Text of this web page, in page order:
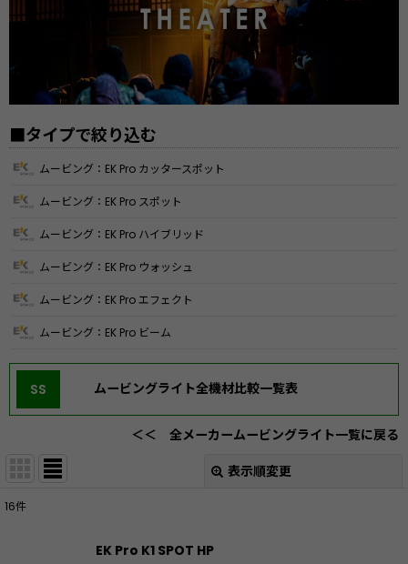
■タイプで絞り込む
ムービング：EK Pro カッタースポット
ムービング：EK Pro スポット
ムービング：EK Pro ハイブリッド
ムービング：EK Pro ウォッシュ
ムービング：EK Pro エフェクト
ムービング：EK Pro ビーム
SS ムービングライト全機材比較一覧表
＜＜ 全メーカームービングライト一覧に戻る
表示順変更
16件
EK Pro K1 SPOT HP